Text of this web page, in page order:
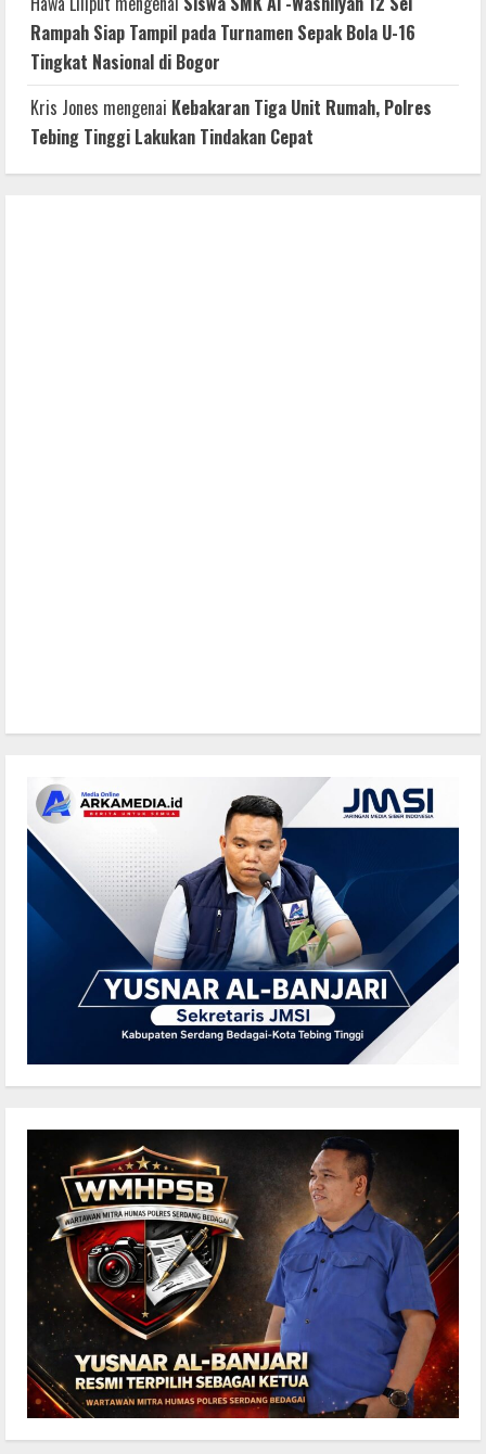
Rampah Siap Tampil pada Turnamen Sepak Bola U-16
Tingkat Nasional di Bogor
Kris Jones mengenai Kebakaran Tiga Unit Rumah, Polres
Tebing Tinggi Lakukan Tindakan Cepat